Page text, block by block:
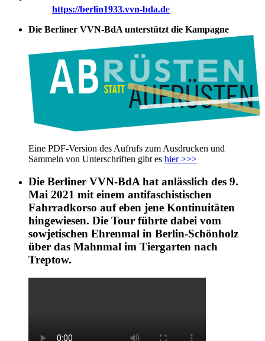
https://berlin1933.vvn-bda.de
Die Berliner VVN-BdA unterstützt die Kampagne
Eine PDF-Version des Aufrufs zum Ausdrucken und
Sammeln von Unterschriften gibt es hier >>>
Die Berliner VVN-BdA hat anlässlich des 9.
Mai 2021 mit einem antifaschistischen
Fahrradkorso auf eben jene Kontinuitäten
hingewiesen. Die Tour führte dabei vom
sowjetischen Ehrenmal in Berlin-Schönholz
über das Mahnmal im Tiergarten nach
Treptow.